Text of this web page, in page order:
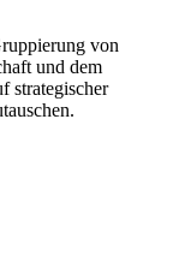
von
und dem
strategischer